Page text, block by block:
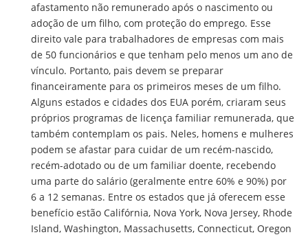
afastamento não remunerado após o nascimento ou
adoção de um filho, com proteção do emprego. Esse
direito vale para trabalhadores de empresas com mais
de 50 funcionários e que tenham pelo menos um ano de
vínculo. Portanto, pais devem se preparar
financeiramente para os primeiros meses de um filho.
Alguns estados e cidades dos EUA porém, criaram seus
próprios programas de licença familiar remunerada, que
também contemplam os pais. Neles, homens e mulheres
podem se afastar para cuidar de um recém-nascido,
recém-adotado ou de um familiar doente, recebendo
uma parte do salário (geralmente entre 60% e 90%) por
6 a 12 semanas. Entre os estados que já oferecem esse
benefício estão Califórnia, Nova York, Nova Jersey, Rhode
Island, Washington, Massachusetts, Connecticut, Oregon